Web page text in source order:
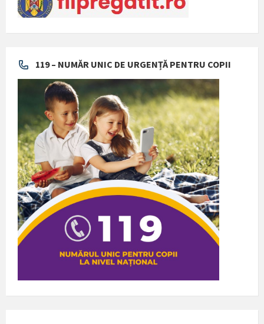
119 – NUMĂR UNIC DE URGENȚĂ PENTRU COPII